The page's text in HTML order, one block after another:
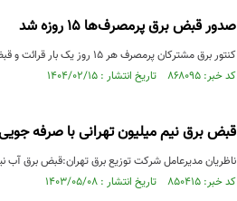
صدور قبض برق پرمصرف‌ها ۱۵ روزه شد
کنتور برق مشترکان پرمصرف هر ۱۵ روز یک بار قرائت و قبض برایشان صادر می‌شود، ضمن آن که وضعیت مصرف برقشان نیز رصد و مرتب به آنها اطلاع‌رسانی خواهد شد.
کد خبر: ۸۶۸۰۹۵ تاریخ انتشار : ۱۴۰۴/۰۲/۱۵
قبض برق نیم میلیون تهرانی با صرفه
ناظریان مدیرعامل شرکت توزیع برق تهران:قبض برق آب
کد خبر: ۸۵۰۴۱۵ تاریخ انتشار : ۱۴۰۳/۰۵/۰۸